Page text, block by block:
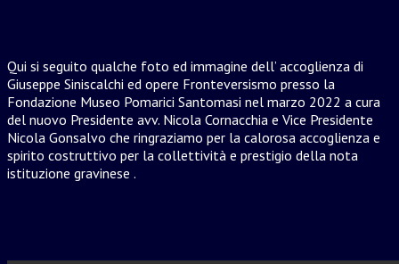
Qui si seguito qualche foto ed immagine dell’ accoglienza di
Giuseppe Siniscalchi ed opere Fronteversismo presso la
Fondazione Museo Pomarici Santomasi nel marzo 2022 a cura
del nuovo Presidente avv. Nicola Cornacchia e Vice Presidente
Nicola Gonsalvo che ringraziamo per la calorosa accoglienza e
spirito costruttivo per la collettività e prestigio della nota
istituzione gravinese .